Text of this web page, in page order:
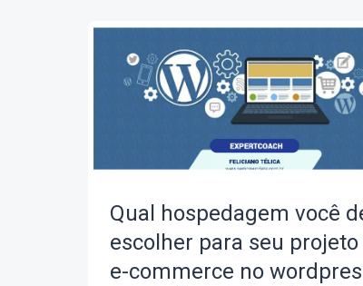
Qual hospedagem você
escolher para seu projeto
e-commerce no